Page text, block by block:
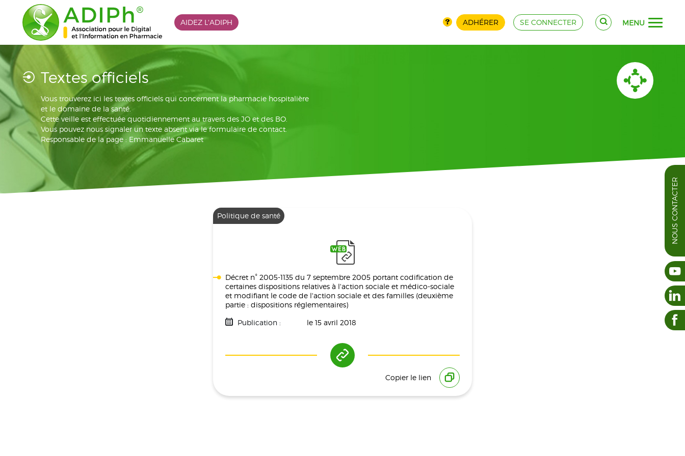
AIDEZ L'ADIPH ADHÉRER SE CONNECTER MENU
Textes officiels
Vous trouverez ici les textes officiels qui concernent la pharmacie hospitalière
et le domaine de la santé.
Cette veille est effectuée quotidiennement au travers des JO et des BO.
Vous pouvez nous signaler un texte absent via le formulaire de contact.
Responsable de la page : Emmanuelle Cabaret
Politique de santé
Décret n° 2005-1135 du 7 septembre 2005 portant codification de
certaines dispositions relatives à l'action sociale et médico-sociale
et modifiant le code de l'action sociale et des familles (deuxième
partie : dispositions réglementaires)
Publication :
le 15 avril 2018
Politique De Santé
Copier le lien
NOUS CONTACTER